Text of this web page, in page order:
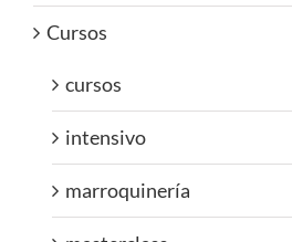
Cursos
cursos
intensivo
marroquinería